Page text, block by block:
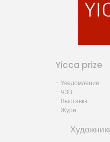
Yicca prize
- Уведомление
- ЧЗВ
- Выставка
- Жури